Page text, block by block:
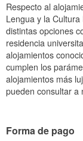
Respecto al
Lengua y la
distintas opciones
residencia
alojamientos
cumplen los
alojamientos más
pueden consultar a
Forma de pago